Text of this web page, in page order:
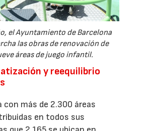
el Ayuntamiento de Barcelona
las obras de renovación de
áreas de juego infantil.
y reequilibrio
con más de 2.300 áreas
en todos sus